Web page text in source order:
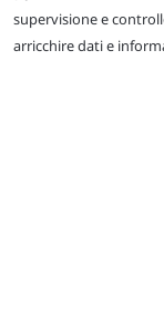
supervisione e
arricchire dati e